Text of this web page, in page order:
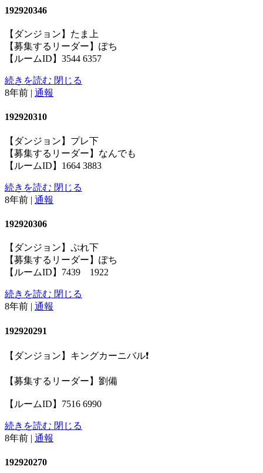
192920346
【ダンジョン】たま上
【募集するリーダー】ぽち
【ルームID】3544 6357
続きを読む 閉じる
8年前 | 通報
192920310
【ダンジョン】プレ下
【募集するリーダー】なんでも
【ルームID】1664 3883
続きを読む 閉じる
8年前 | 通報
192920306
【ダンジョン】ぷれ下
【募集するリーダー】ぽち
【ルームID】7439 1922
続きを読む 閉じる
8年前 | 通報
192920291
【ダンジョン】キングカーニバル❗️
【募集するリーダー】劉備
【ルームID】7516 6990
続きを読む 閉じる
8年前 | 通報
192920270